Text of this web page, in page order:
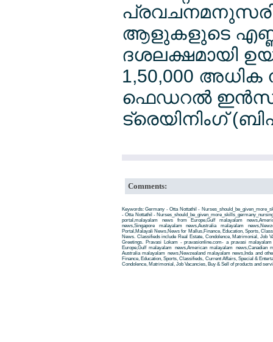
ആളുകളുടെ എണ്ണം
ദശലക്ഷമായി
1,50,000
ഫെഡറല്‍
ട്രെയിനിംഗ്
Comments:
Keywords: Germany - Otta Nottathil -
- Otta Nottathil -
portal,malayalam news from Europe,Gulf malayalam
news,Singapore malayalam news,Australia malayalam
Portal,Malayali News,News for Mallus,Finance, Education, Sports,
News. Classifieds include Real Estate, Condolence, Matrimonial, Job
Greetings. Pravasi Lokam - pravasionline.com- a pravasi
Europe,Gulf malayalam news,American malayalam news,Canadian
Australia malayalam news,Newzealand malayalam news,Inda and
Finance, Education, Sports, Classifieds, Current Affairs, Special &
Condolence, Matrimonial, Job Vacancies, Buy & Sell of products and